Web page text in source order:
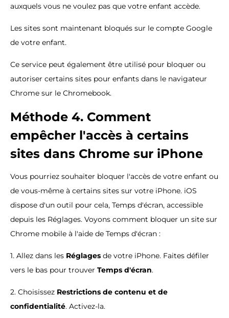
auxquels vous ne voulez pas que votre enfant accède.
Les sites sont maintenant bloqués sur le compte Google
de votre enfant.
Ce service peut également être utilisé pour bloquer ou
autoriser certains sites pour enfants dans le navigateur
Chrome sur le Chromebook.
Méthode 4. Comment
empêcher l'accès à certains
sites dans Chrome sur iPhone
Vous pourriez souhaiter bloquer l'accès de votre enfant ou
de vous-même à certains sites sur votre iPhone. iOS
dispose d'un outil pour cela, Temps d'écran, accessible
depuis les Réglages. Voyons comment bloquer un site sur
Chrome mobile à l'aide de Temps d'écran :
1. Allez dans les Réglages de votre iPhone. Faites défiler
vers le bas pour trouver Temps d'écran.
2. Choisissez Restrictions de contenu et de
confidentialité. Activez-la.